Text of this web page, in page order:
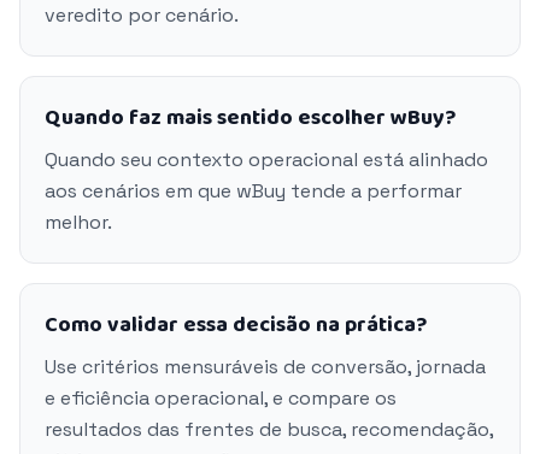
veredito por cenário.
Quando faz mais sentido escolher wBuy?
Quando seu contexto operacional está alinhado
aos cenários em que wBuy tende a performar
melhor.
Como validar essa decisão na prática?
Use critérios mensuráveis de conversão, jornada
e eficiência operacional, e compare os
resultados das frentes de busca, recomendação,